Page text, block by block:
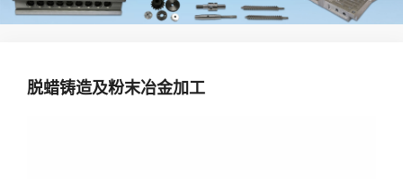
脱蜡铸造及粉末冶金加工